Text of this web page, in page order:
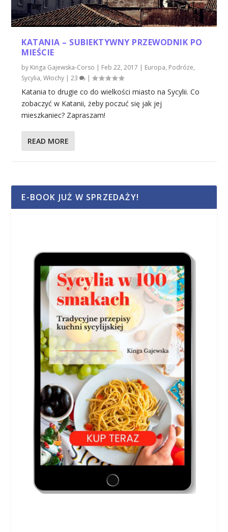
KATANIA – SUBIEKTYWNY PRZEWODNIK PO
MIEŚCIE
by Kinga Gajewska-Corso | Feb 22, 2017 | Europa, Podróże,
Sycylia,Włochy |23 |
Katania to drugie co do wielkości miasto na Sycylii. Co
zobaczyć w Katanii, żeby poczuć się jak jej
mieszkaniec? Zapraszam!
READ MORE
E-BOOK JUŻ W SPRZEDAŻY!